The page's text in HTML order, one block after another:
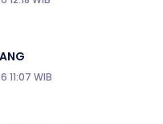
11:07 WIB